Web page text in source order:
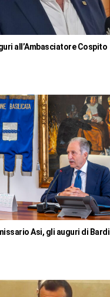
all’Ambasciatore Cospito
Asi, gli auguri di Bardi